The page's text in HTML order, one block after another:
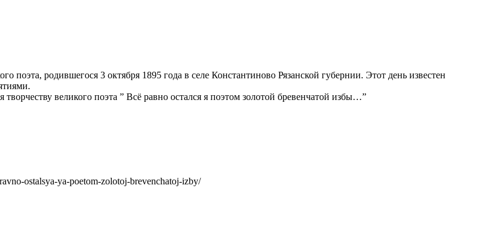
поэта, родившегося 3 октября 1895 года в селе Константиново Рязанской губернии. Этот день известен
великого поэта ” Всё равно остался я поэтом золотой бревенчатой избы…”
ostalsya-ya-poetom-zolotoj-brevenchatoj-izby/